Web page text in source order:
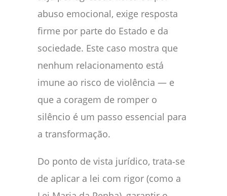
abuso emocional, exige resposta
firme por parte do Estado e da
sociedade. Este caso mostra que
nenhum relacionamento está
imune ao risco de violência — e
que a coragem de romper o
silêncio é um passo essencial para
a transformação.
Do ponto de vista jurídico, trata‑se
de aplicar a lei com rigor (como a